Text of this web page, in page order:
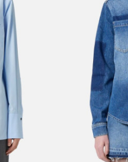
ПОКАЗАТЬ ТОВАРЫ
ICEBERG JEANS
ПОКАЗАТЬ
42
44